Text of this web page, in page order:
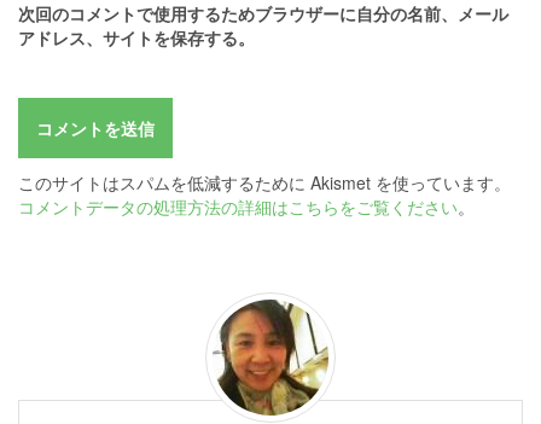
次回のコメントで使用するためブラウザーに自分の名前、メール
アドレス、サイトを保存する。
このサイトはスパムを低減するために Akismet を使っています。
コメントデータの処理方法の詳細はこちらをご覧ください。